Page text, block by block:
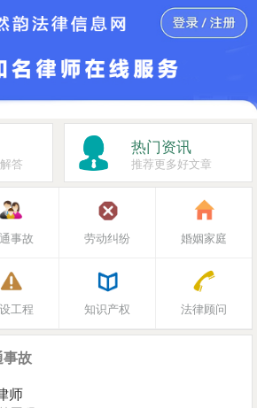
答
热门资讯
推荐更多好文章
事故 劳动纠纷 婚姻家庭
工程 知识产权 法律顾问
故
师